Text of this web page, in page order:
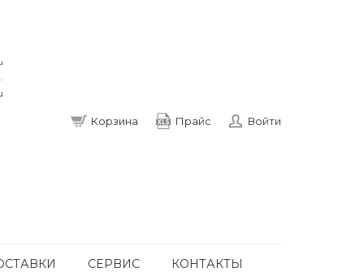
Корзина Прайс Войти
СЕРВИС КОНТАКТЫ